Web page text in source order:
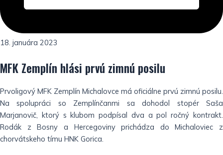
18. januára 2023
MFK Zemplín hlási prvú zimnú posilu
Prvoligový MFK Zemplín Michalovce má oficiálne prvú zimnú posilu.
Na spolupráci so Zemplínčanmi sa dohodol stopér Saša
Marjanovič, ktorý s klubom podpísal dva a pol ročný kontrakt.
Rodák z Bosny a Hercegoviny prichádza do Michaloviec z
chorvátskeho tímu HNK Gorica.